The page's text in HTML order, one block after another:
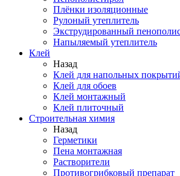
Плёнки изоляционные
Рулоный утеплитель
Экструдированный
Напыляемый утеплитель
Клей
Назад
Клей для напольных
Клей для обоев
Клей монтажный
Клей плиточный
Строительная химия
Назад
Герметики
Пена монтажная
Растворители
Противогрибковый препарат